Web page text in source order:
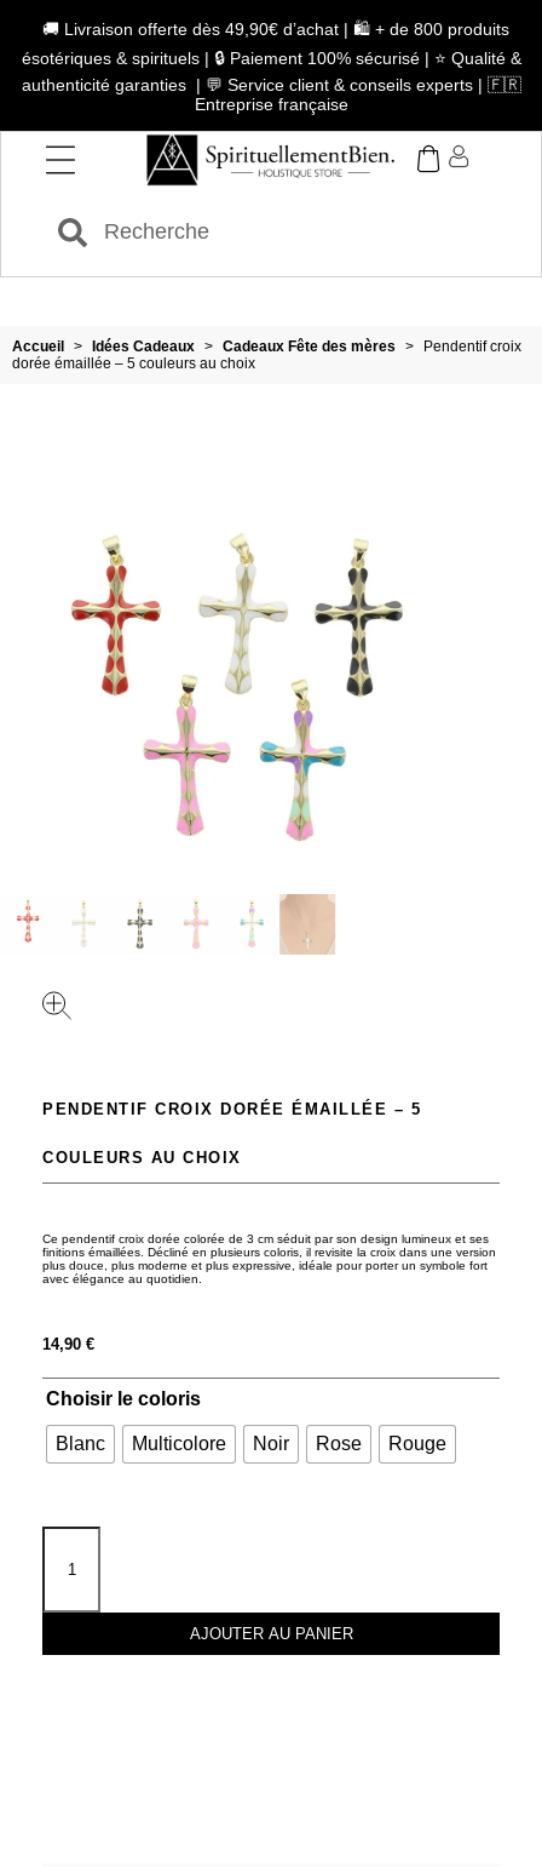
🚚 Livraison offerte dès 49,90€ d’achat | 🛍️ + de 800 produits
ésotériques & spirituels | 🔒 Paiement 100% sécurisé | ⭐ Qualité &
authenticité garanties | 💬 Service client & conseils experts | 🇫🇷
Entreprise française
Accueil > Idées Cadeaux > Cadeaux Fête des mères >
Pendentif croix
dorée émaillée – 5 couleurs au choix
PENDENTIF CROIX DORÉE ÉMAILLÉE – 5
COULEURS AU CHOIX
Ce pendentif croix dorée colorée de 3 cm séduit par son design lumineux et ses
finitions émaillées. Décliné en plusieurs coloris, il revisite la croix dans une version
plus douce, plus moderne et plus expressive, idéale pour porter un symbole fort
avec élégance au quotidien.
14,90 €
Choisir le coloris
Blanc Multicolore Noir Rose Rouge
AJOUTER AU PANIER